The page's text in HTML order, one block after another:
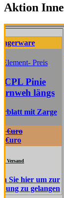
Aktion
Preis
längs
Zarge